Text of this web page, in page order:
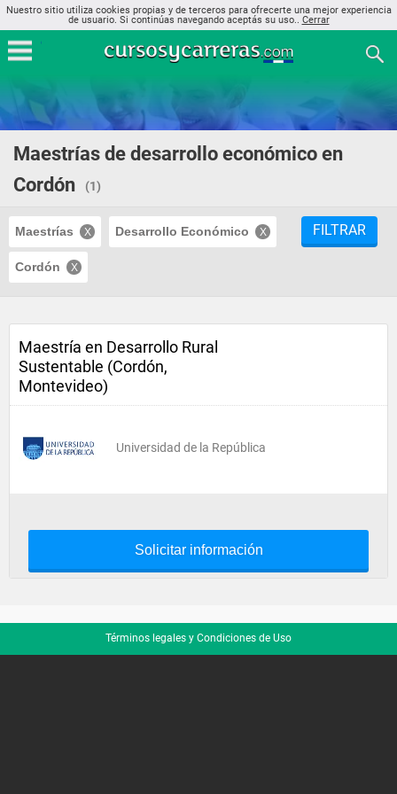
Nuestro sitio utiliza cookies propias y de terceros para ofrecerte una mejor experiencia
de usuario. Si continúas navegando aceptás su uso.. Cerrar
Maestrías de desarrollo económico en
Cordón
(1)
Maestrías Desarrollo Económico
Cordón
FILTRAR
Maestría en Desarrollo Rural
Sustentable (Cordón,
Montevideo)
Universidad de la República
Solicitar información
Términos legales y Condiciones de Uso